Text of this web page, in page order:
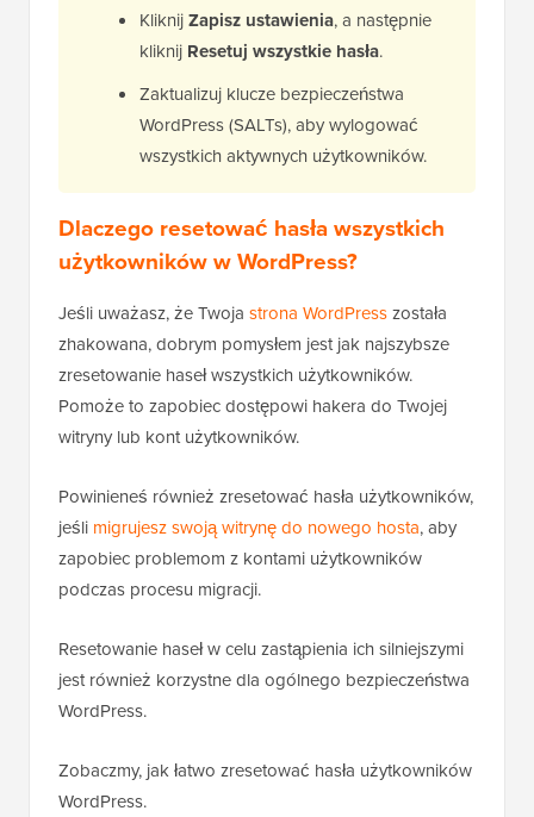
KliknijZapisz ustawienia, a następnie
kliknij Resetuj wszystkie hasła.
Zaktualizuj klucze bezpieczeństwa
WordPress (SALTs), aby wylogować
wszystkich aktywnych użytkowników.
Dlaczego resetować hasła wszystkich
użytkowników w WordPress?
Jeśli uważasz, że Twoja strona WordPresszostała
zhakowana, dobrym pomysłem jest jak najszybsze
zresetowanie haseł wszystkich użytkowników.
Pomoże to zapobiec dostępowi hakera do Twojej
witryny lub kont użytkowników.
Powinieneś również zresetować hasła użytkowników,
jeśli migrujesz swoją witrynę do nowego hosta, aby
zapobiec problemom z kontami użytkowników
podczas procesu migracji.
Resetowanie haseł w celu zastąpienia ich silniejszymi
jest również korzystne dla ogólnego bezpieczeństwa
WordPress.
Zobaczmy, jak łatwo zresetować hasła użytkowników
WordPress.